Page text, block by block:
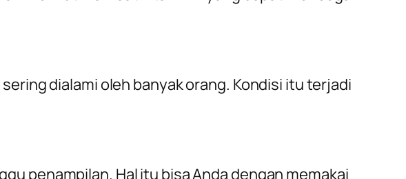
dialami oleh banyak orang. Kondisi itu terjadi
penampilan. Hal itu bisa Anda dengan memakai